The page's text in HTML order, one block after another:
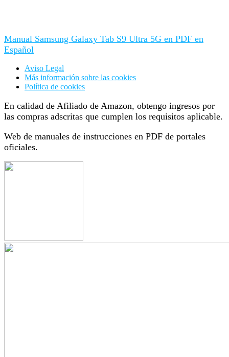
Manual Samsung Galaxy Tab S9 Ultra 5G en PDF en
Español
Aviso Legal
Más información sobre las cookies
Política de cookies
En calidad de Afiliado de Amazon, obtengo ingresos por
las compras adscritas que cumplen los requisitos aplicable.
Web de manuales de instrucciones en PDF de portales
oficiales.